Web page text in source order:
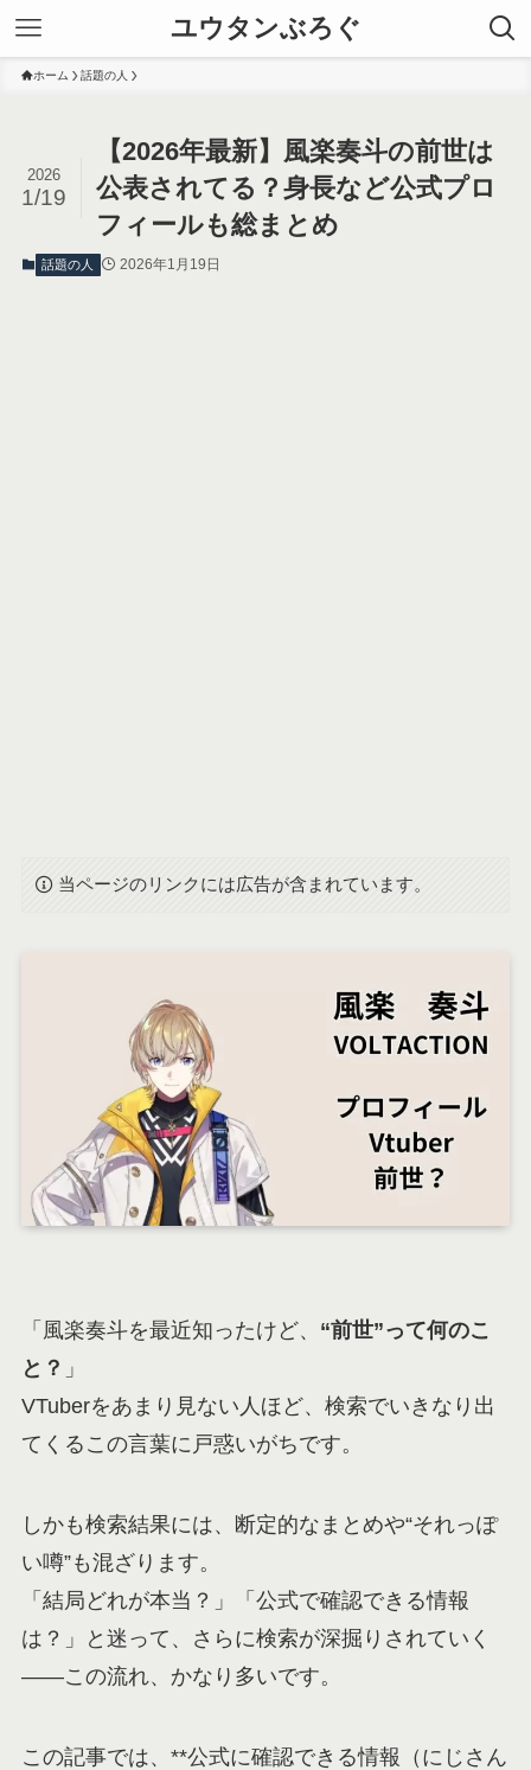
ユウタンぶろぐ
ホーム 話題の人
【2026年最新】風楽奏斗の前世は
公表されてる？身長など公式プロ
フィールも総まとめ
2026
1/19
話題の人 2026年1月19日
当ページのリンクには広告が含まれています。
「風楽奏斗を最近知ったけど、 “前世”って何のこ
と？ 」
VTuberをあまり見ない人ほど、検索でいきなり出
てくるこの言葉に戸惑いがちです。
しかも検索結果には、断定的なまとめや“それっぽ
い噂”も混ざります。
「結局どれが本当？」「公式で確認できる情報
は？」と迷って、さらに検索が深掘りされていく
——この流れ、かなり多いです。
この記事では、**公式に確認できる情報（にじさん